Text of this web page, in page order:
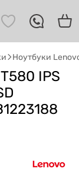
Ноутбуки
IPS